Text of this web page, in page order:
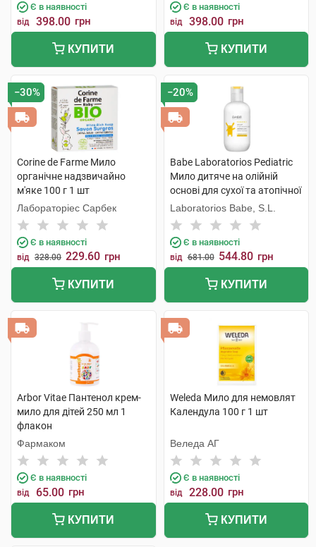
Є в наявності
від 398.00 грн
КУПИТИ
Є в наявності
від 398.00 грн
КУПИТИ
−30%
Corine de Farme Мило
органічне надзвичайно
м'яке 100 г 1 шт
Лабораторіес Сарбек
Є в наявності
від 328.00 229.60 грн
КУПИТИ
−20%
Babe Laboratorios Pediatric
Мило дитяче на олійній
основі для сухої та атопічної
шкіри 200 мл 1 флакон
Laboratorios Babe, S.L.
Є в наявності
від 681.00 544.80 грн
КУПИТИ
Arbor Vitae Пантенол крем-
мило для дітей 250 мл 1
флакон
Фармаком
Є в наявності
від 65.00 грн
КУПИТИ
Weleda Мило для немовлят
Календула 100 г 1 шт
Веледа АГ
Є в наявності
від 228.00 грн
КУПИТИ